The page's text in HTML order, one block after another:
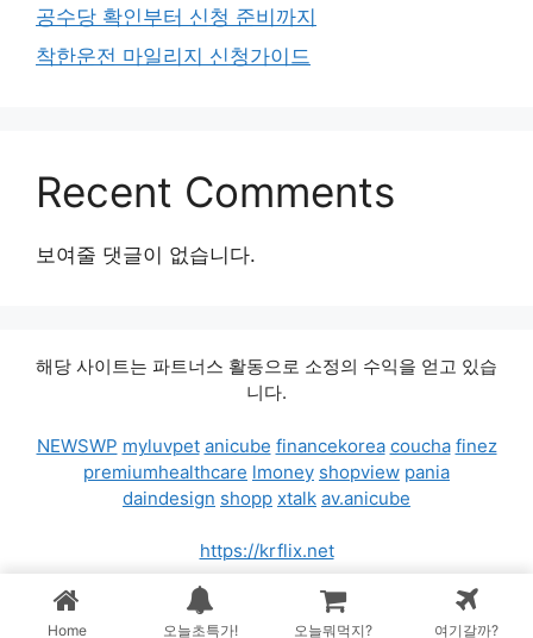
공수당 확인부터 신청 준비까지
착한운전 마일리지 신청가이드
Recent Comments
보여줄 댓글이 없습니다.
해당 사이트는 파트너스 활동으로 소정의 수익을 얻고 있습
니다.
NEWSWP myluvpet anicube financekorea coucha finez
premiumhealthcare lmoney shopview pania
daindesign shopp xtalk av.anicube
https://krflix.net
© 2026 가격비교차트 • 제작됨GeneratePress
Home 오늘초특가! 오늘뭐먹지? 여기갈까?